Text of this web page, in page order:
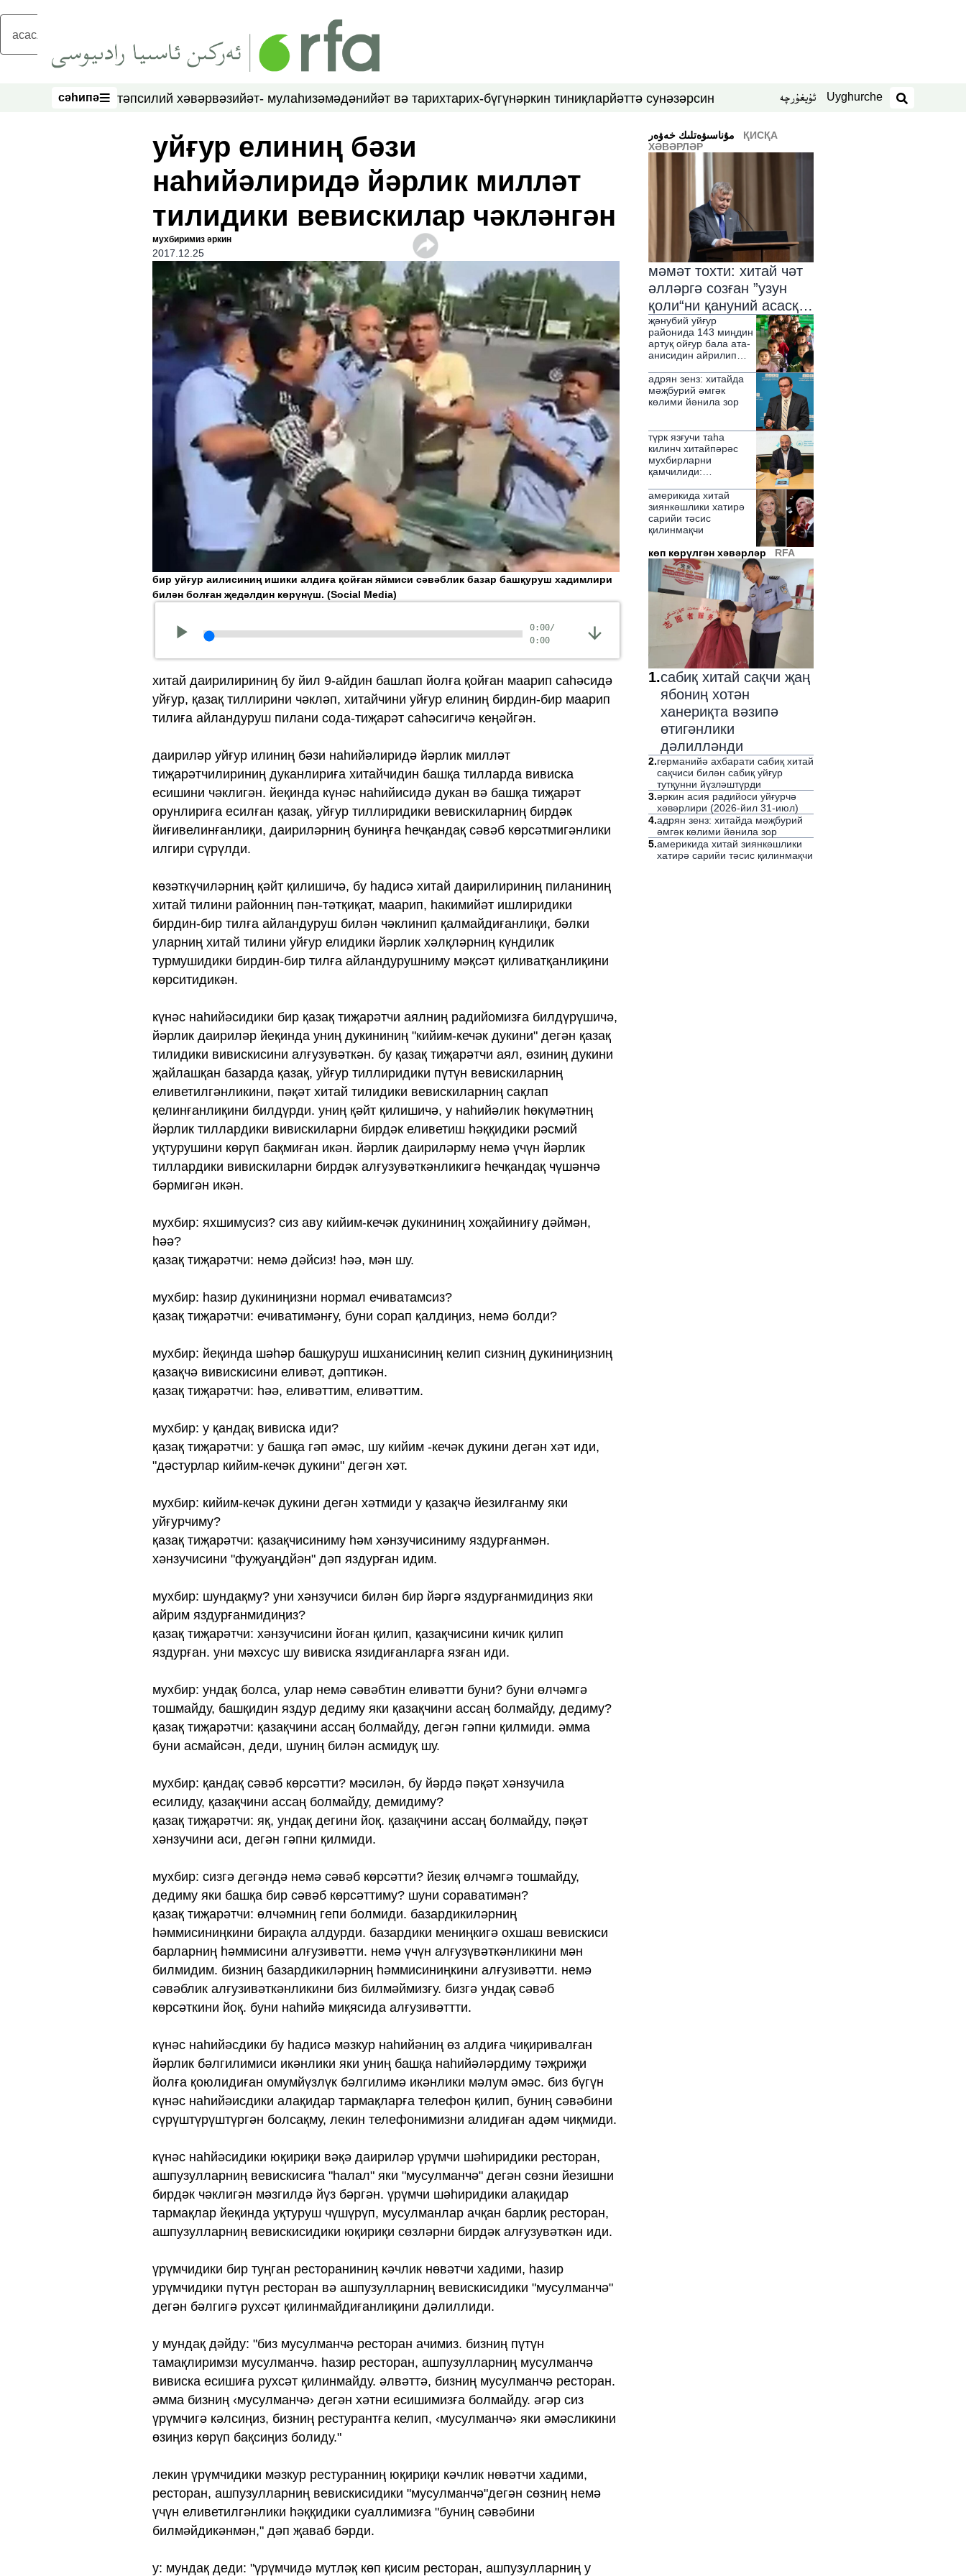
асаслиқ мәзмунға атлаң
сәһипә тәпсилий хәвәрвәзийәт- мулаһизәмәдәнийәт вә тарихтарих-бүгүнәркин тиниқларйәттә сунәзәрсин ئۇيغۇرچە Uyghurche
издәш
уйғур елиниң бәзи
наһийәлиридә йәрлик милләт
тилидики вевискилар чәкләнгән
мухбиримиз әркин
2017.12.25
бир уйғур аилисиниң ишики алдиға қойған яймиси сәвәблик базар башқуруш хадимлири
билән болған җедәлдин көрүнүш. (Social Media)
0:00/
0:00
хитай даирилириниң бу йил 9‏-айдин башлап йолға қойған маарип саһәсидә
уйғур, қазақ тиллирини чәкләп, хитайчини уйғур елиниң бирдин-бир маарип
тилиға айландуруш пилани сода-тиҗарәт саһәсигичә кеңәйгән.
даириләр уйғур илиниң бәзи наһийәлиридә йәрлик милләт
тиҗарәтчилириниң дуканлириға хитайчидин башқа тилларда вивиска
есишини чәклигән. йеқинда күнәс наһийисидә дукан вә башқа тиҗарәт
орунлириға есилған қазақ, уйғур тиллиридики вевискиларниң бирдәк
йиғивелинғанлиқи, даириләрниң буниңға һечқандақ сәвәб көрсәтмигәнлики
илгири сүрүлди.
көзәткүчиләрниң қәйт қилишичә, бу һадисә хитай даирилириниң пиланиниң
хитай тилини районниң пән-тәтқиқат, маарип, һакимийәт ишлиридики
бирдин-бир тилға айландуруш билән чәклинип қалмайдиғанлиқи, бәлки
уларниң хитай тилини уйғур елидики йәрлик хәлқләрниң күндилик
турмушидики бирдин-бир тилға айландурушниму мәқсәт қиливатқанлиқини
көрситидикән.
күнәс наһийәсидики бир қазақ тиҗарәтчи аялниң радийомизға билдүрүшичә,
йәрлик даириләр йеқинда униң дукининиң "кийим-кечәк дукини" дегән қазақ
тилидики вивискисини алғузувәткән. бу қазақ тиҗарәтчи аял, өзиниң дукини
җайлашқан базарда қазақ, уйғур тиллиридики пүтүн вевискиларниң
еливетилгәнликини, пәқәт хитай тилидики вевискиларниң сақлап
қелинғанлиқини билдүрди. униң қәйт қилишичә, у наһийәлик һөкүмәтниң
йәрлик тиллардики вивискиларни бирдәк еливетиш һәққидики рәсмий
уқтурушини көрүп бақмиған икән. йәрлик даириләрму немә үчүн йәрлик
тиллардики вивискиларни бирдәк алғузувәткәнликигә һечқандақ чүшәнчә
бәрмигән икән.
мухбир: яхшимусиз? сиз аву кийим-кечәк дукининиң хоҗайиниғу дәймән,
һәә?
қазақ тиҗарәтчи: немә дәйсиз! һәә, мән шу.
мухбир: һазир дукиниңизни нормал ечиватамсиз?
қазақ тиҗарәтчи: ечиватимәнғу, буни сорап қалдиңиз, немә болди?
мухбир: йеқинда шәһәр башқуруш ишханисиниң келип сизниң дукиниңизниң
қазақчә вивискисини еливәт, дәптикән.
қазақ тиҗарәтчи: һәә, еливәттим, еливәттим.
мухбир: у қандақ вивиска иди?
қазақ тиҗарәтчи: у башқа гәп әмәс, шу кийим -кечәк дукини дегән хәт иди,
"дәстурлар кийим-кечәк дукини" дегән хәт.
мухбир: кийим-кечәк дукини дегән хәтмиди у қазақчә йезилғанму яки
уйғурчиму?
қазақ тиҗарәтчи: қазақчисиниму һәм хәнзучисиниму яздурғанмән.
хәнзучисини "фуҗуаңдйән" дәп яздурған идим.
мухбир: шундақму? уни хәнзучиси билән бир йәргә яздурғанмидиңиз яки
айрим яздурғанмидиңиз?
қазақ тиҗарәтчи: хәнзучисини йоған қилип, қазақчисини кичик қилип
яздурған. уни мәхсус шу вивиска язидиғанларға язған иди.
мухбир: ундақ болса, улар немә сәвәбтин еливәтти буни? буни өлчәмгә
тошмайду, башқидин яздур дедиму яки қазақчини ассаң болмайду, дедиму?
қазақ тиҗарәтчи: қазақчини ассаң болмайду, дегән гәпни қилмиди. әмма
буни асмайсән, деди, шуниң билән асмидуқ шу.
мухбир: қандақ сәвәб көрсәтти? мәсилән, бу йәрдә пәқәт хәнзучила
есилиду, қазақчини ассаң болмайду, демидиму?
қазақ тиҗарәтчи: яқ, ундақ дегини йоқ. қазақчини ассаң болмайду, пәқәт
хәнзучини аси, дегән гәпни қилмиди.
мухбир: сизгә дегәндә немә сәвәб көрсәтти? йезиқ өлчәмгә тошмайду,
дедиму яки башқа бир сәвәб көрсәттиму? шуни сораватимән?
қазақ тиҗарәтчи: өлчәмниң гепи болмиди. базардикиләрниң
һәммисиниңкини бирақла алдурди. базардики мениңкигә охшаш вевискиси
барларниң һәммисини алғузивәтти. немә үчүн алғузүвәткәнликини мән
билмидим. бизниң базардикиләрниң һәммисиниңкини алғузивәтти. немә
сәвәблик алғузивәткәнликини биз билмәймизғу. бизгә ундақ сәвәб
көрсәткини йоқ. буни наһийә миқясида алғузивәттти.
күнәс наһийәсдики бу һадисә мәзкур наһийәниң өз алдиға чиқиривалған
йәрлик бәлгилимиси икәнлики яки униң башқа наһийәләрдиму тәҗриҗи
йолға қоюлидиған омумйүзлүк бәлгилимә икәнлики мәлум әмәс. биз бүгүн
күнәс наһийәисдики алақидар тармақларға телефон қилип, буниң сәвәбини
сүрүштүрүштүргән болсақму, лекин телефонимизни алидиған адәм чиқмиди.
күнәс наһйәсидики юқириқи вәқә даириләр үрүмчи шәһиридики ресторан,
ашпузулларниң вевискисиға "һалал" яки "мусулманчә" дегән сөзни йезишни
бирдәк чәклигән мәзгилдә йүз бәргән. үрүмчи шәһиридики алақидар
тармақлар йеқинда уқтуруш чүшүрүп, мусулманлар ачқан барлиқ ресторан,
ашпузулларниң вевискисидики юқириқи сөзләрни бирдәк алғузувәткән иди.
үрүмчидики бир туңган рестораниниң кәчлик нөвәтчи хадими, һазир
урүмчидики пүтүн ресторан вә ашпузулларниң вевискисидики "мусулманчә"
дегән бәлгигә рухсәт қилинмайдиғанлиқини дәлиллиди.
у мундақ дәйду: "биз мусулманчә ресторан ачимиз. бизниң пүтүн
тамақлиримзи мусулманчә. һазир ресторан, ашпузулларниң мусулманчә
вивиска есишиға рухсәт қилинмайду. әлвәттә, бизниң мусулманчә ресторан.
әмма бизниң ‹мусулманчә› дегән хәтни есишимизға болмайду. әгәр сиз
үрүмчигә кәлсиңиз, бизниң рестурантға келип, ‹мусулманчә› яки әмәсликини
өзиңиз көрүп бақсиңиз болиду."
лекин үрүмчидики мәзкур рестуранниң юқириқи кәчлик нөвәтчи хадими,
ресторан, ашпузулларниң вевискисидики "мусулманчә"дегән сөзниң немә
үчүн еливетилгәнлики һәққидики суаллимизға "буниң сәвәбини
билмәйдикәнмән," дәп җаваб бәрди.
у: мундақ деди: "үрүмчидә мутләқ көп қисим ресторан, ашпузулларниң у
ҚИСҚА
ХӘВӘРЛӘР
мәмәт тохти: хитай чәт
әлләргә созған ”узун
қоли“ни қануний асасқа
игә қилди
җәнубий уйғур
районида 143 миңдин
артуқ ойғур бала ата-
анисидин айрилип
адрян зенз: хитайда
мәҗбурий әмгәк
көлими йәнила зор
түрк язғучи таһа
килинч хитайпәрәс
мухбирларни
қамчилиди:
америкида хитай
зиянкәшлики хатирә
сарийи тәсис
қилинмақчи
көп көрүлгән хәвәрләр
RFA
1.сабиқ хитай сақчи җаң
ябониң хотән
ханериқта вәзипә
өтигәнлики
дәлилләнди
2.германийә ахбарати сабиқ хитай
сақчиси билән сабиқ уйғур
тутқунни йүзләштүрди
3.әркин асия радийоси уйғурчә
хәвәрлири (2026-йил 31-июл)
4.адрян зенз: хитайда мәҗбурий
әмгәк көлими йәнила зор
5.америкида хитай зиянкәшлики
хатирә сарийи тәсис қилинмақчи